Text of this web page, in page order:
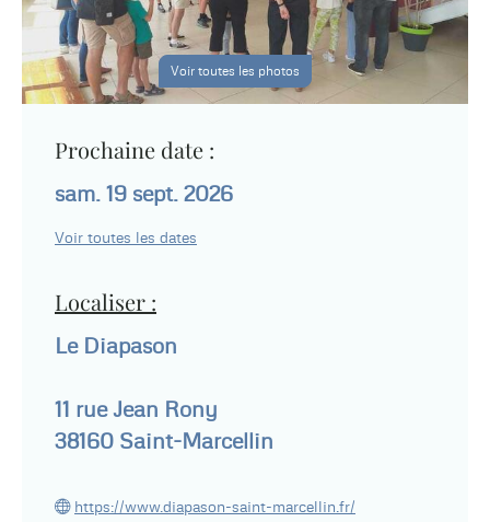
Voir toutes les photos
Prochaine date :
sam. 19 sept. 2026
Voir toutes les dates
Localiser :
Le Diapason
11 rue Jean Rony
38160 Saint-Marcellin
https://www.diapason-saint-marcellin.fr/